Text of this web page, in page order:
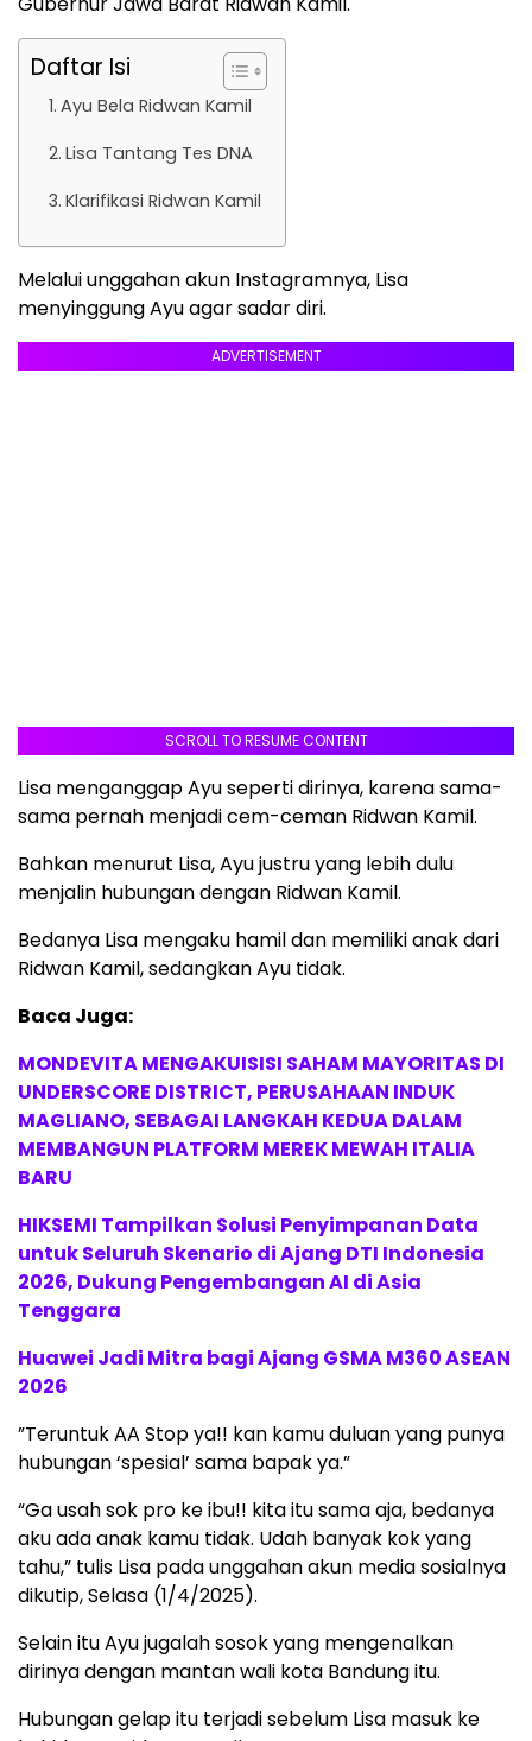
Daftar Isi
Ayu Bela Ridwan Kamil
Lisa Tantang Tes DNA
Klarifikasi Ridwan Kamil
Melalui unggahan akun Instagramnya, Lisa
menyinggung Ayu agar sadar diri.
ADVERTISEMENT
SCROLL TO RESUME CONTENT
Lisa menganggap Ayu seperti dirinya, karena sama-
sama pernah menjadi cem-ceman Ridwan Kamil.
Bahkan menurut Lisa, Ayu justru yang lebih dulu
menjalin hubungan dengan Ridwan Kamil.
Bedanya Lisa mengaku hamil dan memiliki anak dari
Ridwan Kamil, sedangkan Ayu tidak.
Baca Juga:
MONDEVITA MENGAKUISISI SAHAM MAYORITAS DI
UNDERSCORE DISTRICT, PERUSAHAAN INDUK
MAGLIANO, SEBAGAI LANGKAH KEDUA DALAM
MEMBANGUN PLATFORM MEREK MEWAH ITALIA
BARU
HIKSEMI Tampilkan Solusi Penyimpanan Data
untuk Seluruh Skenario di Ajang DTI Indonesia
2026, Dukung Pengembangan AI di Asia
Tenggara
Huawei Jadi Mitra bagi Ajang GSMA M360 ASEAN
2026
”Teruntuk AA Stop ya!! kan kamu duluan yang punya
hubungan ‘spesial’ sama bapak ya.”
“Ga usah sok pro ke ibu!! kita itu sama aja, bedanya
aku ada anak kamu tidak. Udah banyak kok yang
tahu,” tulis Lisa pada unggahan akun media sosialnya
dikutip, Selasa (1/4/2025).
Selain itu Ayu jugalah sosok yang mengenalkan
dirinya dengan mantan wali kota Bandung itu.
Hubungan gelap itu terjadi sebelum Lisa masuk ke